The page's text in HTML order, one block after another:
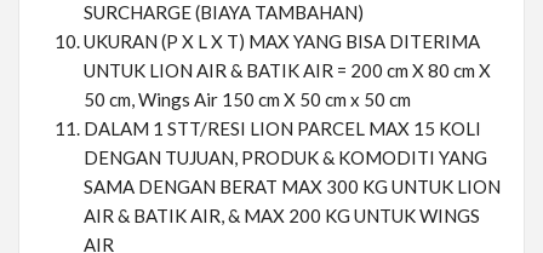
SURCHARGE (BIAYA TAMBAHAN)
UKURAN (P X L X T) MAX YANG BISA DITERIMA
UNTUK LION AIR & BATIK AIR = 200 cm X 80 cm X
50 cm, Wings Air 150 cm X 50 cm x 50 cm
DALAM 1 STT/RESI LION PARCEL MAX 15 KOLI
DENGAN TUJUAN, PRODUK & KOMODITI YANG
SAMA DENGAN BERAT MAX 300 KG UNTUK LION
AIR & BATIK AIR, & MAX 200 KG UNTUK WINGS
AIR